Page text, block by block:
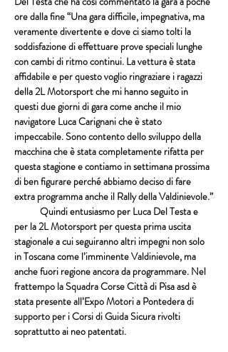
ore dalla fine “Una gara difficile, impegnativa, ma
veramente divertente e dove ci siamo tolti la
soddisfazione di effettuare prove speciali lunghe
con cambi di ritmo continui. La vettura è stata
affidabile e per questo voglio ringraziare i ragazzi
della 2L Motorsport che mi hanno seguito in
questi due giorni di gara come anche il mio
navigatore Luca Carignani che è stato
impeccabile. Sono contento dello sviluppo della
macchina che è stata completamente rifatta per
questa stagione e contiamo in settimana prossima
di ben figurare perché abbiamo deciso di fare
extra programma anche il Rally della Valdinievole.”
Quindi entusiasmo per Luca Del Testa e
per la 2L Motorsport per questa prima uscita
stagionale a cui seguiranno altri impegni non solo
in Toscana come l’imminente Valdinievole, ma
anche fuori regione ancora da programmare. Nel
frattempo la Squadra Corse Città di Pisa asd è
stata presente all’Expo Motori a Pontedera di
supporto per i Corsi di Guida Sicura rivolti
soprattutto ai neo patentati.